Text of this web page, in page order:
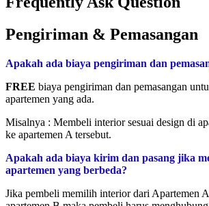
Pengiriman & Pemasangan
Apakah ada biaya pengiriman dan
FREE biaya pengiriman dan pemasangan
apartemen yang ada.
Misalnya : Membeli interior sesuai design di
ke apartemen A tersebut.
Apakah ada biaya kirim dan pasang jika
apartemen yang berbeda?
Jika pembeli memilih interior dari Apartemen